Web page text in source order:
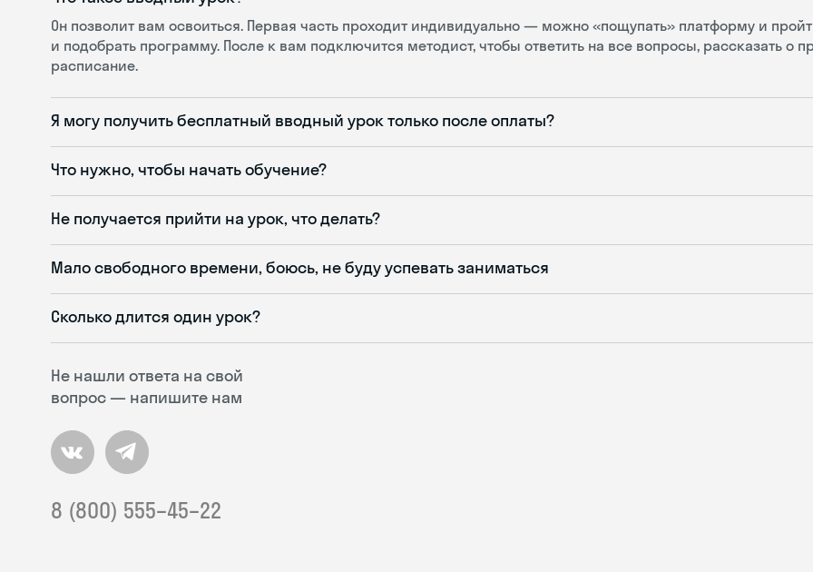
Не нашли ответа на свой
вопрос — напишите нам
8 (800) 555–45–22
Он позволит вам освоиться. Первая часть проходит индивидуально — можно «пощупать» платформу и
и подобрать программу. После к вам подключится методист, чтобы ответить на все вопросы, рассказать о
расписание.
Я могу получить бесплатный вводный урок только после оплаты?
Что нужно, чтобы начать обучение?
Не получается прийти на урок, что делать?
Мало свободного времени, боюсь, не буду успевать заниматься
Сколько длится один урок?